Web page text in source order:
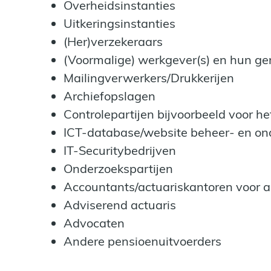
Overheidsinstanties
Uitkeringsinstanties
(Her)verzekeraars
(Voormalige) werkgever(s) en hun
Mailingverwerkers/Drukkerijen
Archiefopslagen
Controlepartijen bijvoorbeeld voor
ICT-database/website beheer- en
IT-Securitybedrijven
Onderzoekspartijen
Accountants/actuariskantoren voor
Adviserend actuaris
Advocaten
Andere pensioenuitvoerders